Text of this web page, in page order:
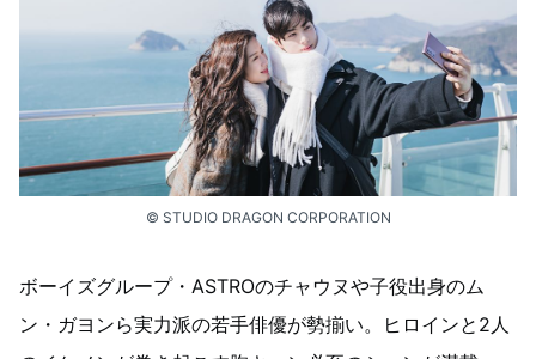
© STUDIO DRAGON CORPORATION
ボーイズグループ・ASTROのチャウヌや子役出身のム
ン・ガヨンら実力派の若手俳優が勢揃い。ヒロインと2人